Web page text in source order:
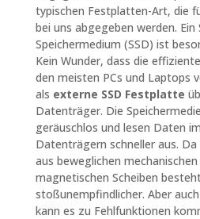
typischen Festplatten-Art, die
bei uns abgegeben werden.
Speichermedium (SSD) ist
Kein Wunder, dass die
den meisten PCs und Laptops
als externe SSD Festplatte
Datenträger. Die
geräuschlos und lesen Daten
Datenträgern schneller aus.
aus beweglichen
magnetischen Scheiben
stoßunempfindlicher. Aber
kann es zu Fehlfunktionen